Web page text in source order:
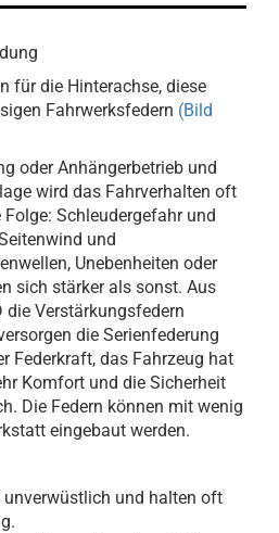
für die Hinterachse, diese
Fahrwerksfedern (Bild
oder Anhängerbetrieb und
wird das Fahrverhalten oft
Schleudergefahr und
und
Unebenheiten oder
sich stärker als sonst. Aus
die Verstärkungsfedern
die Serienfederung
Federkraft, das Fahrzeug hat
Komfort und die Sicherheit
Die Federn können mit wenig
eingebaut werden.
unverwüstlich und halten oft